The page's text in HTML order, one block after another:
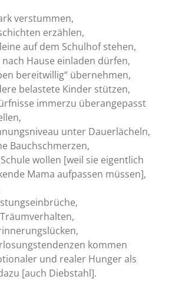
verstummen,
erzählen,
auf dem Schulhof stehen,
Hause einladen dürfen,
bereitwillig“ übernehmen,
belastete Kinder stützen,
immerzu überangepasst
unter Dauerlächeln,
Bauchschmerzen,
wollen [weil sie eigentlich
Mama aufpassen müssen],
kommen
und realer Hunger als
[auch Diebstahl].